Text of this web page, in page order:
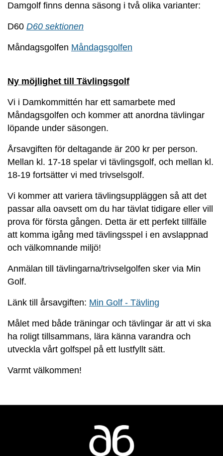
Damgolf finns denna säsong i två olika varianter:
D60 D60 sektionen
Måndagsgolfen Måndagsgolfen
Ny möjlighet till Tävlingsgolf
Vi i Damkommittén har ett samarbete med
Måndagsgolfen och kommer att anordna tävlingar
löpande under säsongen.
Årsavgiften för deltagande är 200 kr per person.
Mellan kl. 17-18 spelar vi tävlingsgolf, och mellan kl.
18-19 fortsätter vi med trivselsgolf.
Vi kommer att variera tävlingsuppläggen så att det
passar alla oavsett om du har tävlat tidigare eller vill
prova för första gången. Detta är ett perfekt tillfälle
att komma igång med tävlingsspel i en avslappnad
och välkomnande miljö!
Anmälan till tävlingarna/trivselgolfen sker via Min
Golf.
Länk till årsavgiften: Min Golf - Tävling
Målet med både träningar och tävlingar är att vi ska
ha roligt tillsammans, lära känna varandra och
utveckla vårt golfspel på ett lustfyllt sätt.
Varmt välkommen!